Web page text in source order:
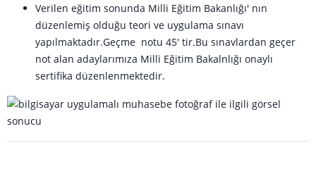
Verilen eğitim sonunda Milli Eğitim Bakanlığı' nın
düzenlemiş olduğu teori ve uygulama sınavı
yapılmaktadır.Geçme notu 45' tir.Bu sınavlardan geçer
not alan adaylarımıza Milli Eğitim Bakalnlığı onaylı
sertifika düzenlenmektedir.